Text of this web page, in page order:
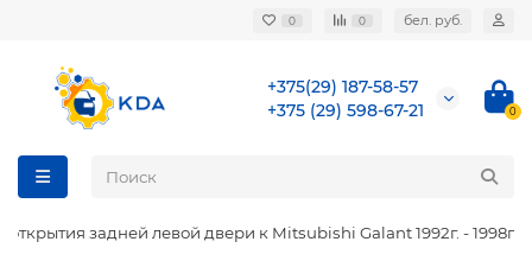
0 0 бел. руб.
+375(29) 187-58-57
+375 (29) 598-67-21
0
задней левой двери к Mitsubishi Galant 1992г. - 1998г